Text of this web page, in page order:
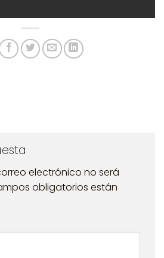
electrónico no será
obligatorios están